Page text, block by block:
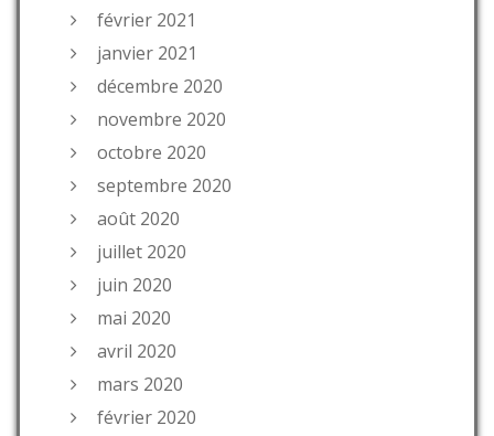
février 2021
janvier 2021
décembre 2020
novembre 2020
octobre 2020
septembre 2020
août 2020
juillet 2020
juin 2020
mai 2020
avril 2020
mars 2020
février 2020